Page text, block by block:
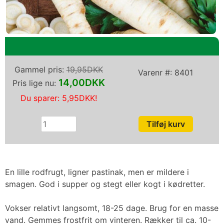
En lille rodfrugt, ligner pastinak, men er mildere i
smagen. God i supper og stegt eller kogt i kødretter.
Vokser relativt langsomt, 18-25 dage. Brug for en masse
vand. Gemmes frostfrit om vinteren. Rækker til ca. 10-
Varenr #: 8401
Gammel pris:19,95DKK
Pris lige nu: 14,00DKK
Du sparer: 5,95DKK!